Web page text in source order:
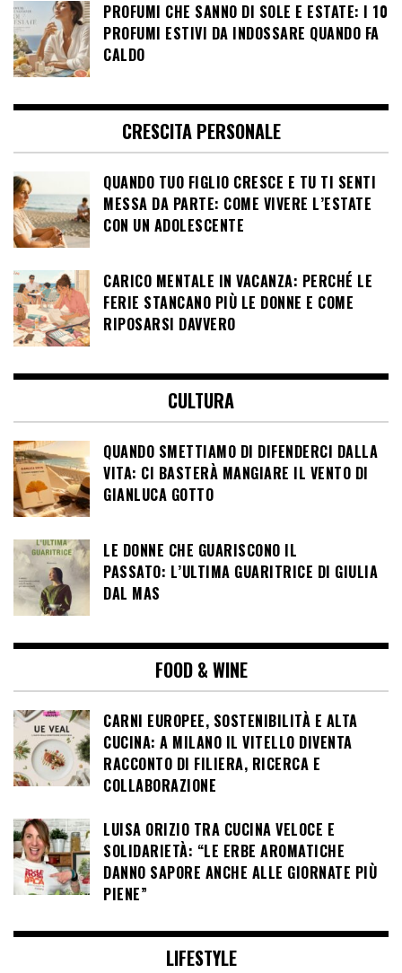
PROFUMI CHE SANNO DI SOLE E ESTATE: I 10
PROFUMI ESTIVI DA INDOSSARE QUANDO FA
CALDO
CRESCITA PERSONALE
QUANDO TUO FIGLIO CRESCE E TU TI SENTI
MESSA DA PARTE: COME VIVERE L’ESTATE
CON UN ADOLESCENTE
CARICO MENTALE IN VACANZA: PERCHÉ LE
FERIE STANCANO PIÙ LE DONNE E COME
RIPOSARSI DAVVERO
CULTURA
QUANDO SMETTIAMO DI DIFENDERCI DALLA
VITA: CI BASTERÀ MANGIARE IL VENTO DI
GIANLUCA GOTTO
LE DONNE CHE GUARISCONO IL
PASSATO: L’ULTIMA GUARITRICE DI GIULIA
DAL MAS
FOOD & WINE
CARNI EUROPEE, SOSTENIBILITÀ E ALTA
CUCINA: A MILANO IL VITELLO DIVENTA
RACCONTO DI FILIERA, RICERCA E
COLLABORAZIONE
LUISA ORIZIO TRA CUCINA VELOCE E
SOLIDARIETÀ: “LE ERBE AROMATICHE
DANNO SAPORE ANCHE ALLE GIORNATE PIÙ
PIENE”
LIFESTYLE